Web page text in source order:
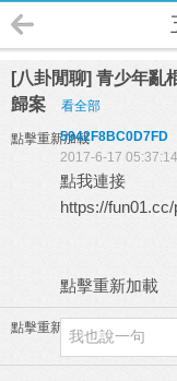
[八卦閒聊] 青少年亂
歸案
看全部
點擊重新加載5942F8BC0D7FD
2017-6-17 05:37:14
點我連接
https://
點擊重新加載
點擊重新加載